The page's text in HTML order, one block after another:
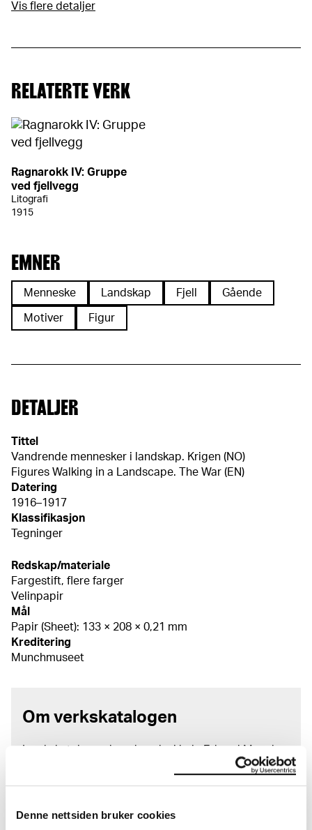
Denne nettsiden bruker cookies
Vis flere detaljer
RELATERTE VERK
Ragnarokk IV: Gruppe
ved fjellvegg
Litografi
1915
EMNER
Menneske Landskap Fjell Gående
Motiver Figur
DETALJER
Tittel
Vandrende mennesker i landskap. Krigen (NO)
Figures Walking in a Landscape. The War (EN)
Datering
1916–1917
Klassifikasjon
Tegninger
Redskap/materiale
Fargestift, flere farger
Velinpapir
Mål
Papir (Sheet): 133 × 208 × 0,21 mm
Kreditering
Munchmuseet
Om verkskatalogen
I verkskatalogen kan du søke i hele Edvard Munchs
kunstnerskap. Verkskatalogen utbedres jevnlig i